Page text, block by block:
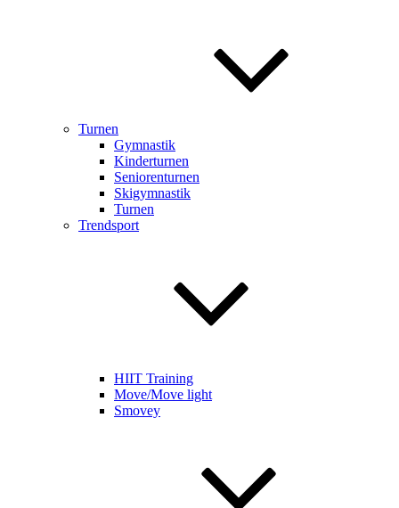
Turnen
Gymnastik
Kinderturnen
Seniorenturnen
Skigymnastik
Turnen
Trendsport
HIIT Training
Move/Move light
Smovey